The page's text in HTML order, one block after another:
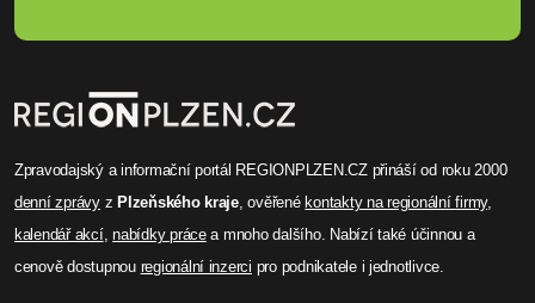
Zpravodajský a informační portál REGIONPLZEN.CZ přináší od roku 2000
denní zprávyz Plzeňského kraje, ověřené kontakty na regionální firmy,
kalendář akcí,nabídky prácea mnoho dalšího. Nabízí také účinnou a
cenově dostupnou regionální inzerci pro podnikatele i jednotlivce.